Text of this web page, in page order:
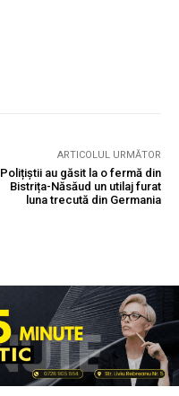
ARTICOLUL URMĂTOR
Polițiștii au găsit la o fermă din
Bistrița-Năsăud un utilaj furat
luna trecută din Germania